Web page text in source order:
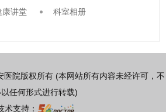
康讲堂
科室相册
医院版权所有 (本网站所有内容未经许可，不
任何形式进行转载)
术支持：